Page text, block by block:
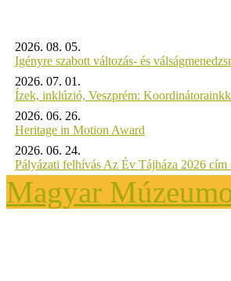
2026. 08. 05.
Igényre szabott változás- és
2026. 07. 01.
Ízek, inklúzió, Veszprém:
2026. 06. 26.
Heritage in Motion Award
2026. 06. 24.
Pályázati felhívás Az Év Tájháza 2026 cím
Magyar